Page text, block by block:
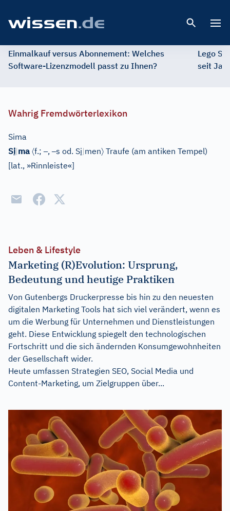
Einmalkauf versus Abonnement: Welches
Software-Lizenzmodell passt zu Ihnen?
Lego
seit
Wahrig Fremdwörterlexikon
Sima
Si|ma 〈f.;–,–s od. Si|men〉 Traufe (am antiken Tempel)
[lat., »Rinnleiste«]
Leben & Lifestyle
Marketing (R)Evolution: Ursprung,
Bedeutung und heutige Praktiken
Von Gutenbergs Druckerpresse bis hin zu den neuesten
digitalen Marketing Tools hat sich viel verändert, wenn es
um die Werbung für Unternehmen und Dienstleistungen
geht. Diese Entwicklung spiegelt den technologischen
Fortschritt und die sich ändernden Konsumgewohnheiten
der Gesellschaft wider.
Heute umfassen Strategien SEO, Social Media und
Content-Marketing, um Zielgruppen über...